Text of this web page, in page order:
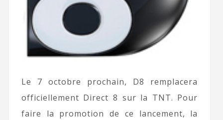
Le 7 octobre prochain, D8 remplacera
officiellement Direct 8 sur la TNT. Pour
faire la promotion de ce lancement, la